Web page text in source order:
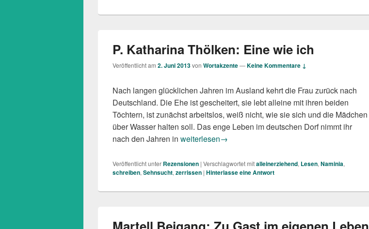
P. Katharina Thölken: Eine wie ich
Veröffentlicht am 2. Juni 2013von Wortakzente—Keine Kommentare ↓
Nach langen glücklichen Jahren im Ausland kehrt die Frau zurück nach
Deutschland. Die Ehe ist gescheitert, sie lebt alleine mit ihren beiden
Töchtern, ist zunächst arbeitslos, weiß nicht, wie sie sich und die Mädchen
über Wasser halten soll. Das enge Leben im deutschen Dorf nimmt ihr
nach den Jahren in P. Katharina Thölken: Eine wie ich
weiterlesen→
Veröffentlicht unter Rezensionen | Verschlagwortet mitalleinerziehend, Lesen, Naminia,
schreiben, Sehnsucht, zerrissen | Hinterlasse eine Antwort